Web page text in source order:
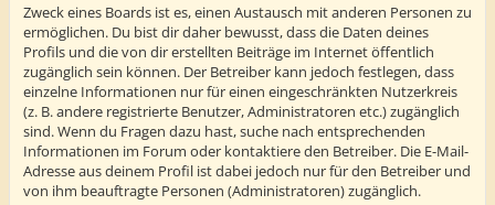
Zweck eines Boards ist es, einen Austausch mit anderen Personen zu
ermöglichen. Du bist dir daher bewusst, dass die Daten deines
Profils und die von dir erstellten Beiträge im Internet öffentlich
zugänglich sein können. Der Betreiber kann jedoch festlegen, dass
einzelne Informationen nur für einen eingeschränkten Nutzerkreis
(z. B. andere registrierte Benutzer, Administratoren etc.) zugänglich
sind. Wenn du Fragen dazu hast, suche nach entsprechenden
Informationen im Forum oder kontaktiere den Betreiber. Die E-Mail-
Adresse aus deinem Profil ist dabei jedoch nur für den Betreiber und
von ihm beauftragte Personen (Administratoren) zugänglich.